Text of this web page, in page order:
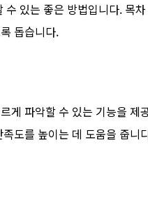
있는 좋은 방법입니다. 목
돕습니다.
게 파악할 수 있는 기능을 제
도를 높이는 데 도움을 줍니